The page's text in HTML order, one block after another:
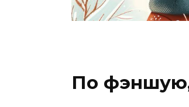
По